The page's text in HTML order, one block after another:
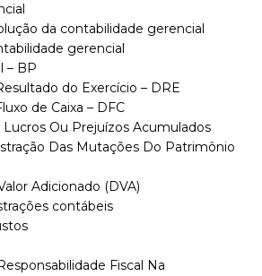
da contabilidade gerencial
gerencial
– BP
do Exercício – DRE
de Caixa – DFC
Ou Prejuízos Acumulados
Das Mutações Do Patrimônio
Adicionado (DVA)
contábeis
Fiscal Na